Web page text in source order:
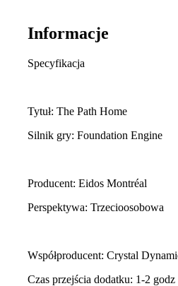
Informacje
Specyfikacja
Tytuł: The Path Home
Silnik gry: Foundation Engine
Producent: Eidos Montréal
Perspektywa: Trzecioosobowa
Współproducent: Crystal
Czas przejścia dodatku: 1-2 godz